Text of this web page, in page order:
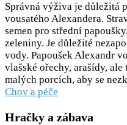
Správná výživa je důležitá
vousatého Alexandera.
semen pro střední
zeleniny. Je důležité
vody. Papoušek Alexandr
vlašské ořechy, arašídy,
malých porcích, aby se
Chov a péče
Hračky a zábava